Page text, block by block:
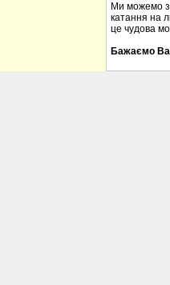
Ми можемо
катання на
це чудова
Бажаємо